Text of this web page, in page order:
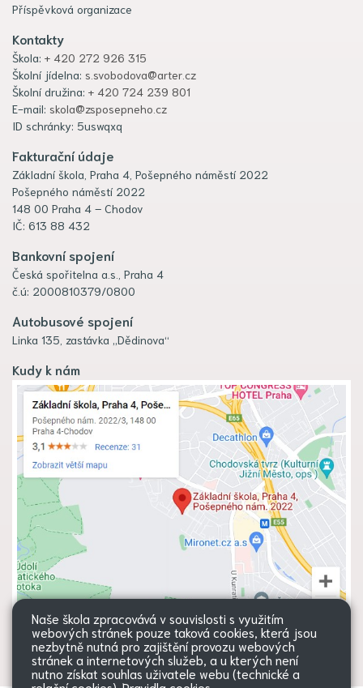
Příspěvková organizace
Kontakty
Škola: + 420 272 926 315
Školní jídelna: s.svobodova@arter.cz
Školní družina: + 420 724 239 801
E-mail: skola@zsposepneho.cz
ID schránky: 5uswqxq
Fakturační údaje
Základní škola, Praha 4, Pošepného náměstí 2022
Pošepného náměstí 2022
148 00 Praha 4 – Chodov
IČ: 613 88 432
Bankovní spojení
Česká spořitelna a.s., Praha 4
č.ú: 2000810379/0800
Autobusové spojení
Linka 135, zastávka „Dědinova“
Kudy k nám
Naše škola zpracovává v souvislosti s využitím
webových stránek pouze taková cookies, která jsou
nezbytně nutná pro zajištění provozu webových
stránek a internetových služeb, a u kterých není
nutno získat souhlas uživatele webu (technické a